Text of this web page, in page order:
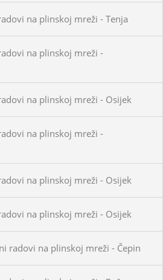
na plinskoj mreži - Tenja
na plinskoj mreži -
na plinskoj mreži - Osijek
na plinskoj mreži -
na plinskoj mreži - Osijek
na plinskoj mreži - Osijek
radovi na plinskoj mreži - Čepin